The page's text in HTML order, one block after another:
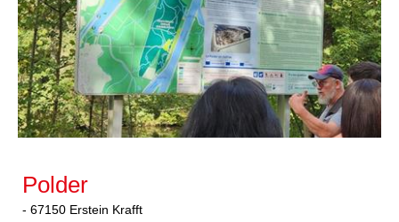
Polder
- 67150 Erstein Krafft